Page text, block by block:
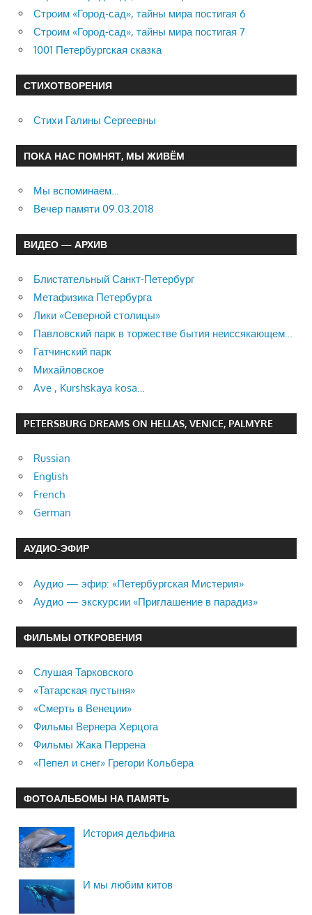
Строим «Город-сад», тайны мира постигая 6
Строим «Город-сад», тайны мира постигая 7
1001 Петербургская сказка
СТИХОТВОРЕНИЯ
Стихи Галины Сергеевны
ПОКА НАС ПОМНЯТ, МЫ ЖИВЁМ
Мы вспоминаем…
Вечер памяти 09.03.2018
ВИДЕО — АРХИВ
Блистательный Санкт-Петербург
Метафизика Петербурга
Лики «Северной столицы»
Павловский парк в торжестве бытия неиссякающем…
Гатчинский парк
Михайловское
Ave , Kurshskaya kosa…
PETERSBURG DREAMS ON HELLAS, VENICE, PALMYRE
Russian
English
French
German
АУДИО-ЭФИР
Аудио — эфир: «Петербургская Мистерия»
Аудио — экскурсии «Приглашение в парадиз»
ФИЛЬМЫ ОТКРОВЕНИЯ
Слушая Тарковского
«Татарская пустыня»
«Смерть в Венеции»
Фильмы Вернера Херцога
Фильмы Жака Перрена
«Пепел и снег» Грегори Кольбера
ФОТОАЛЬБОМЫ НА ПАМЯТЬ
История дельфина
И мы любим китов